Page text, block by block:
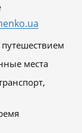
места